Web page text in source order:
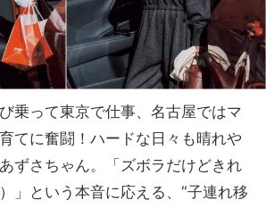
乗って東京で仕事、名古屋ではマ
てに奮闘！ハードな日々も晴れや
ずさちゃん。「ズボラだけどきれ
」という本音に応える、“子連れ移